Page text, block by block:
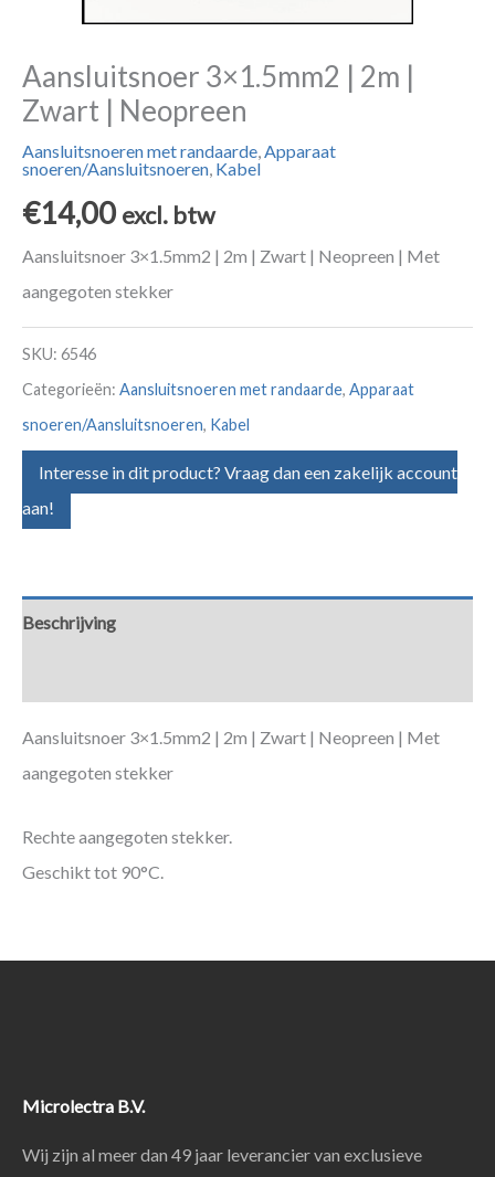
Aansluitsnoer 3×1.5mm2 | 2m |
Zwart | Neopreen
Aansluitsnoeren met randaarde,Apparaat
snoeren/Aansluitsnoeren, Kabel
€14,00 excl. btw
Aansluitsnoer 3×1.5mm2 | 2m | Zwart | Neopreen | Met
aangegoten stekker
SKU: 6546
Categorieën: Aansluitsnoeren met randaarde, Apparaat
snoeren/Aansluitsnoeren, Kabel
Interesse in dit product? Vraag dan een zakelijk account
aan!
Beschrijving
Aansluitsnoer 3×1.5mm2 | 2m | Zwart | Neopreen | Met
aangegoten stekker
Rechte aangegoten stekker.
Geschikt tot 90°C.
Microlectra B.V.
Wij zijn al meer dan 49 jaar leverancier van exclusieve